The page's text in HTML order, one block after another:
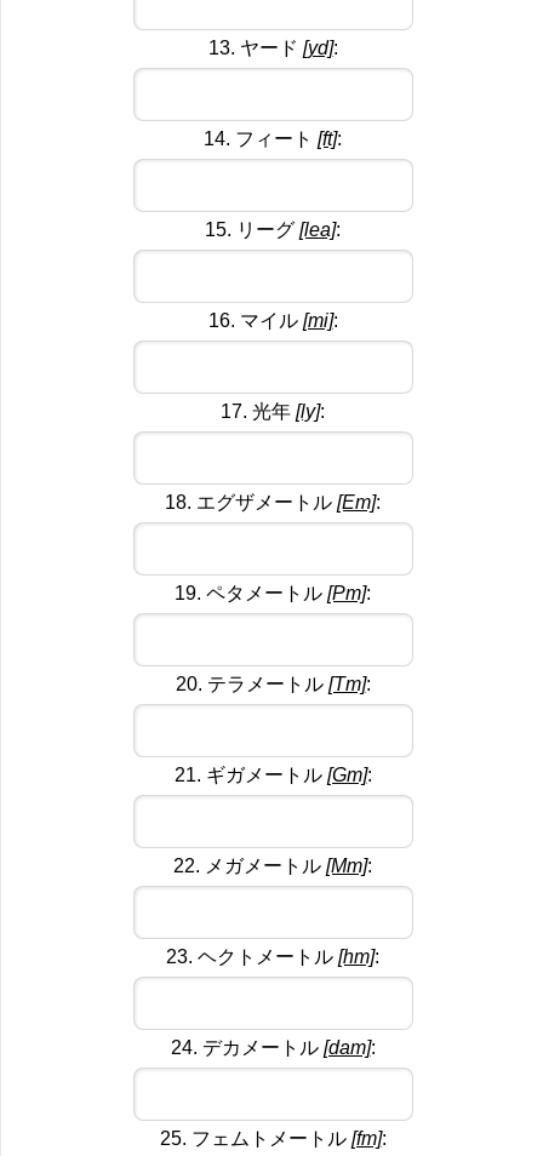
13. ヤード [yd]:
14. フィート [ft]:
15. リーグ [lea]:
16. マイル [mi]:
17. 光年 [ly]:
18. エグザメートル [Em]:
19. ペタメートル [Pm]:
20. テラメートル [Tm]:
21. ギガメートル [Gm]:
22. メガメートル [Mm]:
23. ヘクトメートル [hm]:
24. デカメートル [dam]:
25. フェムトメートル [fm]: